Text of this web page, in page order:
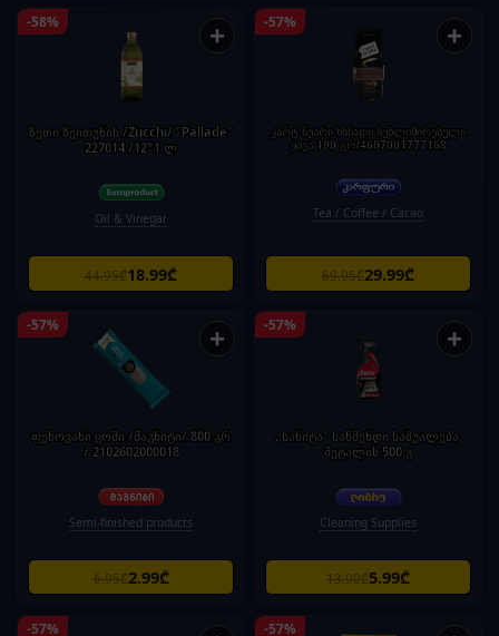
-58% +
ზეთი ზეითუნის /Zucchi/ "Pallade"
227014 /12*1 ლ
Oil & Vinegar
44.95₾18.99₾
-57% +
კარტ ნუარი ხსნადი სუბლიმირებული
ყავა 190 გრ/4607001777168
Tea / Coffee / Cacao
69.95₾29.99₾
-57% +
ფენოვანი ცომი /მაგნიტი/ 800 გრ
/ 2102602000018
Semi-finished products
6.95₾2.99₾
-57% +
„სანიტა" საწმენდი საშუალება,
მეტალის 500 გ
Cleaning Supplies
13.90₾5.99₾
-57% -57%